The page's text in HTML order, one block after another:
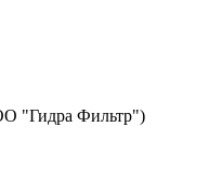
"Гидра Фильтр")